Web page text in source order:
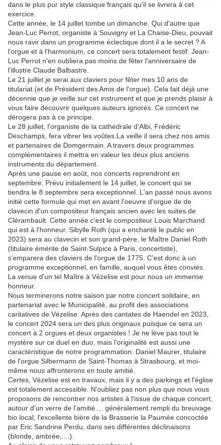
dans le plus pur style classique français qu'il se livrera à cet
exercice.
Cette année, le 14 juillet tombe un dimanche. Qui d'autre que
Jean-Luc Perrot, organiste à Souvigny et La Chaise-Dieu, pouvait
nous ravir dans un programme éclectique dont il a le secret ? A
l'orgue et à l'harmonium, ce concert sera totalement festif. Jean-
Luc Perrot n'en oubliera pas moins de fêter l'anniversaire de
l'illustre Claude Balbastre.
Le 21 juillet je serai aux claviers pour fêter mes 10 ans de
titulariat (et de Président des Amis de l'orgue). Cela fait déjà une
décennie que je veille sur cet instrument et que je prends plaisir à
vous faire découvrir quelques auteurs ignorés. Ce concert ne
dérogera pas à ce principe.
Le 28 juillet, l'organiste de la cathédrale d'Albi, Frédéric
Deschamps, fera vibrer les voûtes.La veille il sera chez nos amis
et partenaires de Domgermain. A travers deux programmes
complémentaires il mettra en valeur les deux plus anciens
instruments du département.
Après une pause en août, nos concerts reprendront en
septembre. Prévu initialement le 14 juillet, le concert qui se
tiendra le 8 septembre sera exceptionnel. L'an passé nous avons
initié cette formule qui met en avant l'oeuvre d'orgue de de
clavecin d'un compositeur français ancien avec les suites de
Clérambault. Cette année c'est le compositeur Louis Marchand
qui est à l'honneur. Sibylle Roth (qui a enchanté le public en
2023) sera au clavecin et son grand-père, le Maître Daniel Roth
(titulaire émérite de Saint-Sulpice à Paris, concertiste),
s'emparera des claviers de l'orgue de 1775. C'est donc à un
programme exceptionnel, en famille, auquel vous êtes conviés.
La venue d'un tel Maître à Vézelise est pour nous un immense
honneur.
Nous terminerons notre saison par notre concert solidaire, en
partenariat avec le Municipalité, au profit des associations
caritatives de Vézelise. Après des cantates de Haendel en 2023,
le concert 2024 sera un des plus originaux puisque ce sera un
concert à 2 orgues et deux organistes ! Je ne lève pas tout le
mystère sur ce duel en duo, mais l'originalité est aussi une
caractéristique de notre programmation. Daniel Maurer, titulaire
de l'orgue Silbermann de Saint-Thomas à Strasbourg, et moi-
même nous affronterons en toute amitié.
Certes, Vézelise est en travaux, mais il y a des parkings et l'église
est totalement accessible. N'oubliez pas non plus que nous vous
proposons de rencontrer nos artistes à l'issue de chaque concert,
autour d'un verre de l'amitié.... généralement rempli du breuvage
bio local, l'excellente bière de la Brasserie la Paumée concoctée
par Eric Sandrine Perdu, dans ses différentes déclinaisons
(blonde, ambrée,....).